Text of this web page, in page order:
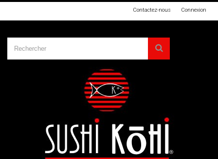
Connexion
Contactez-nous